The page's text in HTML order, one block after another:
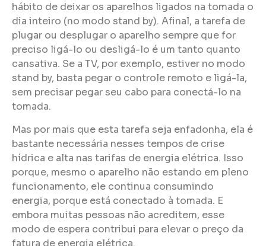
hábito de deixar os aparelhos ligados na tomada o
dia inteiro (no modo stand by). Afinal, a tarefa de
plugar ou desplugar o aparelho sempre que for
preciso ligá-lo ou desligá-lo é um tanto quanto
cansativa. Se a TV, por exemplo, estiver no modo
stand by, basta pegar o controle remoto e ligá-la,
sem precisar pegar seu cabo para conectá-lo na
tomada.
Mas por mais que esta tarefa seja enfadonha, ela é
bastante necessária nesses tempos de crise
hídrica e alta nas tarifas de energia elétrica. Isso
porque, mesmo o aparelho não estando em pleno
funcionamento, ele continua consumindo
energia, porque está conectado à tomada. E
embora muitas pessoas não acreditem, esse
modo de espera contribui para elevar o preço da
fatura de energia elétrica.